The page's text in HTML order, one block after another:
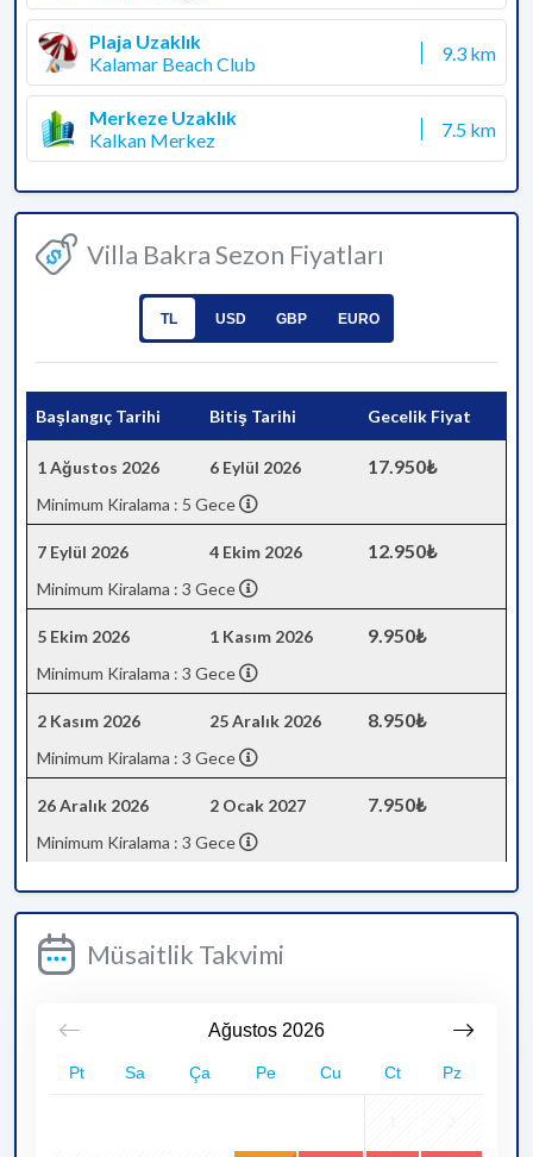
Plaja Uzaklık
Kalamar Beach Club
9.3 km
Merkeze Uzaklık
Kalkan Merkez
7.5 km
Villa Bakra Sezon Fiyatları
TL USD GBP EURO
Başlangıç Tarihi Bitiş Tarihi Gecelik Fiyat
1 Ağustos 2026 6 Eylül 2026 17.950₺
Minimum Kiralama : 5 Gece
7 Eylül 2026 4 Ekim 2026 12.950₺
Minimum Kiralama : 3 Gece
5 Ekim 2026 1 Kasım 2026 9.950₺
Minimum Kiralama : 3 Gece
2 Kasım 2026 25 Aralık 2026 8.950₺
Minimum Kiralama : 3 Gece
26 Aralık 2026 2 Ocak 2027 7.950₺
Minimum Kiralama : 3 Gece
Müsaitlik Takvimi
Ağustos 2026
Pt Sa Ça Pe Cu Ct Pz